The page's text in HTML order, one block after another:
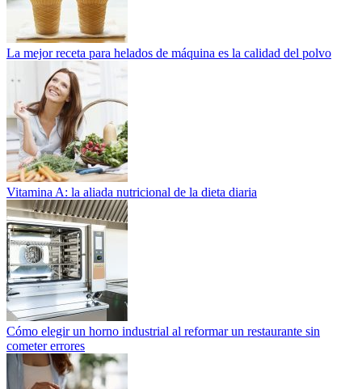
La mejor receta para helados de máquina es la calidad del polvo
Vitamina A: la aliada nutricional de la dieta diaria
Cómo elegir un horno industrial al reformar un restaurante sin
cometer errores